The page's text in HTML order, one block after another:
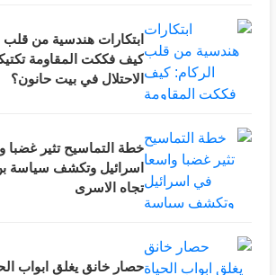
ابتكارات هندسية من قلب
كيف فككت المقاومة
الاحتلال في بيت حانون؟
خطة التماسيح تثير غضبا
اسرائيل وتكشف سياسة
تجاه الاسرى
حصار خانق يغلق ابواب